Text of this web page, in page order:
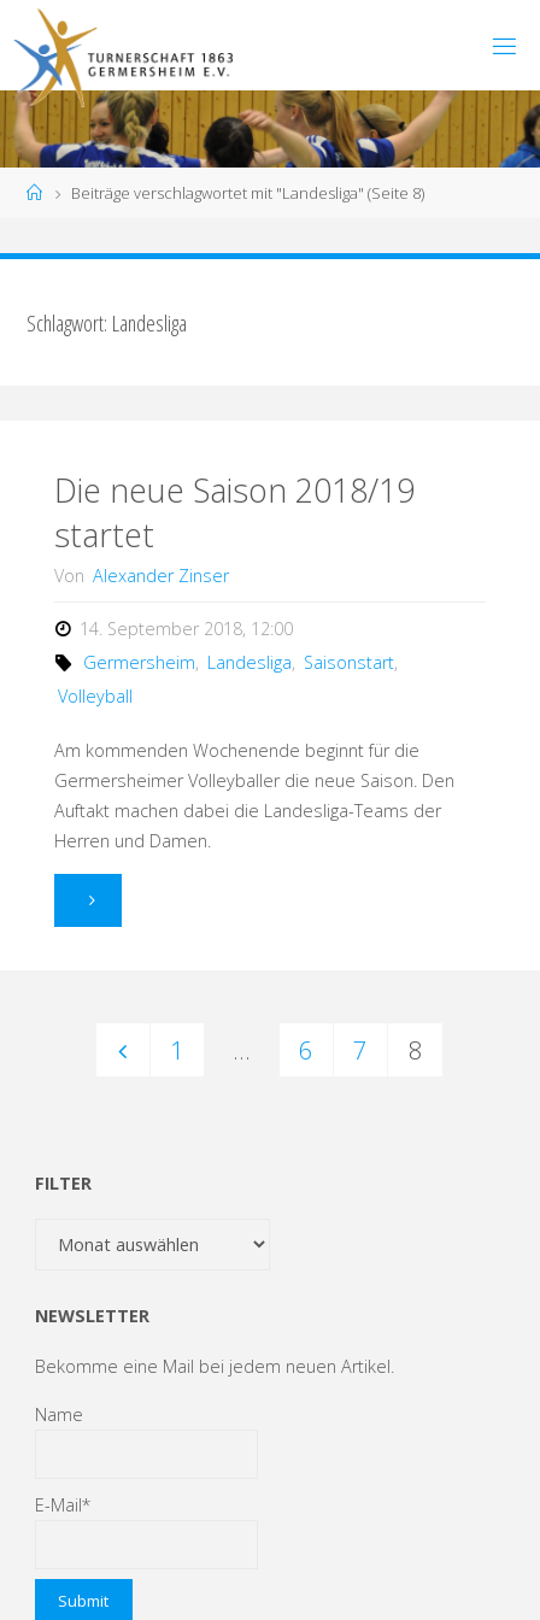
Inhalt
springen
StartBeiträge verschlagwortet mit "Landesliga" (Seite 8)
Schlagwort: Landesliga
Die neue Saison 2018/19
startet
Von Alexander Zinser
14. September 2018, 12:00
Germersheim, Landesliga, Saisonstart,
Volleyball
Am kommenden Wochenende beginnt für die
Germersheimer Volleyballer die neue Saison. Den
Auftakt machen dabei die Landesliga-Teams der
Herren und Damen.
"Die
2018/19 1 … 6 7 8
FILTER
NEWSLETTER
Bekomme eine Mail bei jedem neuen Artikel.
Name
E-Mail*